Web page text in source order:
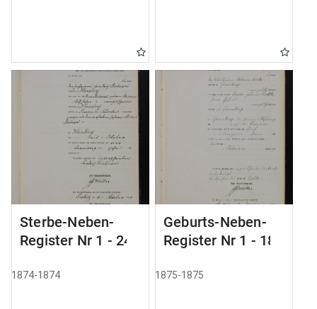
Sterbe-Neben-
Register Nr 1 - 24
1874-1874
Geburts-Neben-
Register Nr 1 - 183
1875-1875